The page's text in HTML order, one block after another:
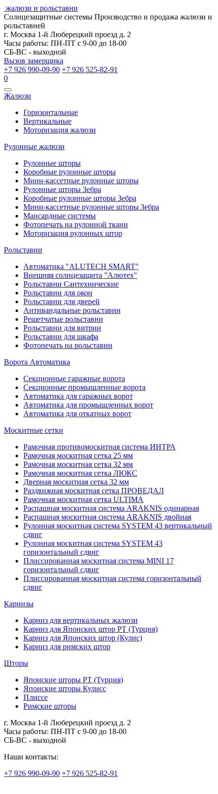
жалюзи и рольставни
Солнцезащитные системы Производство и продажа жалюзи и
рольставней
г. Москва 1-й Люберецкий проезд д. 2
Часы работы: ПН-ПТ с 9-00 до 18-00
СБ-ВС - выходной
Вызов замерщика
+7 926 990-09-90 +7 926 525-82-91
0
Открыть
навигацию
Жалюзи
Горизонтальные
Вертикальные
Моторизация жалюзи
Рулонные жалюзи
Рулонные шторы
Коробные рулонные шторы
Мини-кассетные рулонные шторы
Рулонные шторы Зебра
Коробные рулонные шторы Зебра
Мини-кассетные рулонные шторы Зебра
Мансардные системы
Фотопечать на рулонной ткани
Моторизация рулонных штор
Рольставни
Автоматика "ALUTECH SMART"
Внешняя солнцезащита "Алютех"
Рольставни Сантехнические
Рольставни для окон
Рольставни для дверей
Антивандальные рольставни
Решетчатые рольставни
Рольставни для витрин
Рольставни для шкафа
Фотопечать на рольставни
Ворота Автоматика
Секционные гаражные ворота
Секционные промышленные ворота
Автоматика для гаражных ворот
Автоматика для промышленных ворот
Автоматика для откатных ворот
Москитные сетки
Рамочная противомоскитная система ИНТРА
Рамочная москитная сетка 25 мм
Рамочная москитная сетка 32 мм
Рамочная москитная сетка ЛЮКС
Дверная москитная сетка 32 мм
Раздвижная москитная сетка ПРОВЕДАЛ
Рамочная москитная сетка ULTIMA
Распашная москитная система ARAKNIS одинарная
Распашная москитная система ARAKNIS двойная
Рулонная москитная система SYSTEM 43 вертикальный
сдвиг
Рулонная москитная система SYSTEM 43
горизонтальный сдвиг
Плиссированная москитная система MINI 17
горизонтальный сдвиг
Плиссированная москитная система горизонтальный
сдвиг
Карнизы
Карниз для вертикальных жалюзи
Карниз для Японских штор РТ (Турция)
Карниз для Японских штор (Кулис)
Карниз для римских штор
Шторы
Японские шторы РТ (Турция)
Японские шторы Кулисс
Плиссе
Римские шторы
г. Москва 1-й Люберецкий проезд д. 2
Часы работы: ПН-ПТ с 9-00 до 18-00
СБ-ВС - выходной
Наши контакты:
+7 926 990-09-90 +7 926 525-82-91